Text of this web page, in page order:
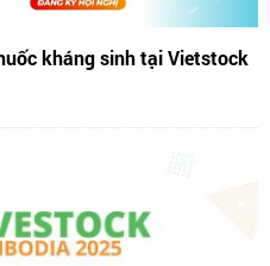
kháng sinh tại Vietstock